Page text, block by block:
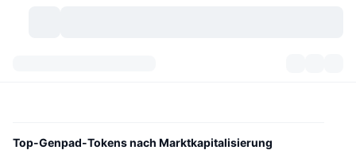
Top-Genpad-Tokens nach Marktkapitalisierung